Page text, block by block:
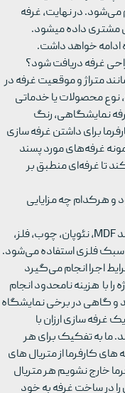
در نهایت، غرفه
مشتری داده میشود.
ادامه خواهد داشت.
غرفه دریافت شود؟
متراژ و موقعیت غرفه در
نوع محصولات یا خدماتی
نمایشگاهی، رنگ
برای داشتن غرفه سازی
غرفه‌های مورد پسند
تا غرفه‌ای منطبق بر
و هرکدام چه مزایایی
در ساخت غرفه نمایشگاهی از متریال‌هایی مانند MDF، نئوپان، چوب، فلز،
سبک فلزی استفاده می‌شود.
اجرا انجام می‌گیرد
با هزینه نامحدود انجام
گاهی در برخی نمایشگاه
غرفه سازی ارزان با
ما به تفکیک برای هر
کارفرما از متریال های
خارج نشویم هر متریال
در ساخت غرفه به خود